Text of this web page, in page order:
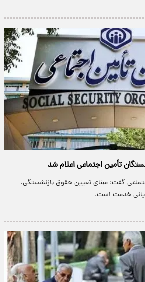
تأمین اجتماعی اعلام شد
گفت: مبنای تعیین حقوق بازنشستگی،
خدمت است.